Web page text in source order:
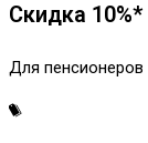
Скидка 10%*
Для пенсионеров